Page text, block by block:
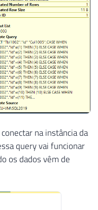
na instância da
query vai funcionar
os dados vêm de